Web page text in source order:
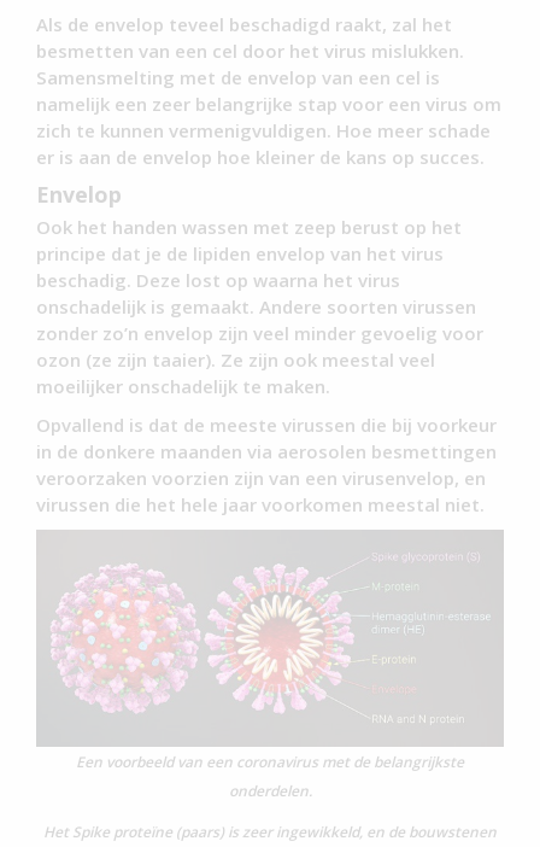
Als de envelop teveel beschadigd raakt, zal het
besmetten van een cel door het virus mislukken.
Samensmelting met de envelop van een cel is
namelijk een zeer belangrijke stap voor een virus om
zich te kunnen vermenigvuldigen. Hoe meer schade
er is aan de envelop hoe kleiner de kans op succes.
Envelop
Ook het handen wassen met zeep berust op het
principe dat je de lipiden envelop van het virus
beschadig. Deze lost op waarna het virus
onschadelijk is gemaakt. Andere soorten virussen
zonder zo’n envelop zijn veel minder gevoelig voor
ozon (ze zijn taaier). Ze zijn ook meestal veel
moeilijker onschadelijk te maken.
Opvallend is dat de meeste virussen die bij voorkeur
in de donkere maanden via aerosolen besmettingen
veroorzaken voorzien zijn van een virusenvelop, en
virussen die het hele jaar voorkomen meestal niet.
Een voorbeeld van een coronavirus met de belangrijkste
onderdelen.
Het Spike proteïne (paars) is zeer ingewikkeld, en de bouwstenen